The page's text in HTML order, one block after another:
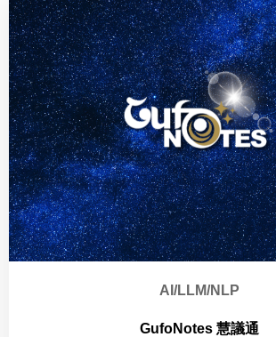
AI/LLM/NLP
GufoNotes 慧議通